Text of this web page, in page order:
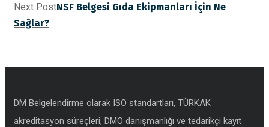
Next PostNSF Belgesi Gıda Ekipmanları İçin Ne
Sağlar?
DM Belgelendirme olarak ISO standartları, TÜRKAK
akreditasyon süreçleri, DMO danışmanlığı ve tedarikçi kayıt